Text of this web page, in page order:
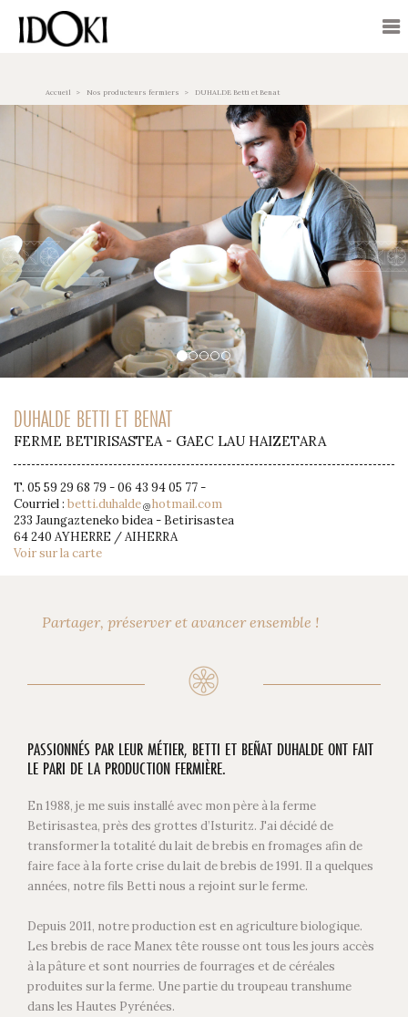
Accueil Nos producteurs fermiers DUHALDE Betti et Benat
Previous
DUHALDE BETTI ET BENAT
FERME BETIRISASTEA - GAEC LAU HAIZETARA
T. 05 59 29 68 79 - 06 43 94 05 77 -
Courriel : betti.duhalde
hotmail.com
233 Jaungazteneko bidea - Betirisastea
64 240 AYHERRE / AIHERRA
Voir sur la carte
Partager, préserver et avancer ensemble !
PASSIONNÉS PAR LEUR MÉTIER, BETTI ET BEÑAT DUHALDE ONT FAIT
LE PARI DE LA PRODUCTION FERMIÈRE.
En 1988, je me suis installé avec mon père à la ferme
Betirisastea, près des grottes d’Isturitz. J'ai décidé de
transformer la totalité du lait de brebis en fromages afin de
faire face à la forte crise du lait de brebis de 1991. Il a quelques
années, notre fils Betti nous a rejoint sur le ferme.
Depuis 2011, notre production est en agriculture biologique.
Les brebis de race Manex tête rousse ont tous les jours accès
à la pâture et sont nourries de fourrages et de céréales
produites sur la ferme. Une partie du troupeau transhume
dans les Hautes Pyrénées.